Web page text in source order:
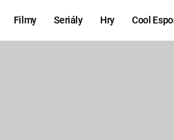
Filmy Seriály Hry Cool